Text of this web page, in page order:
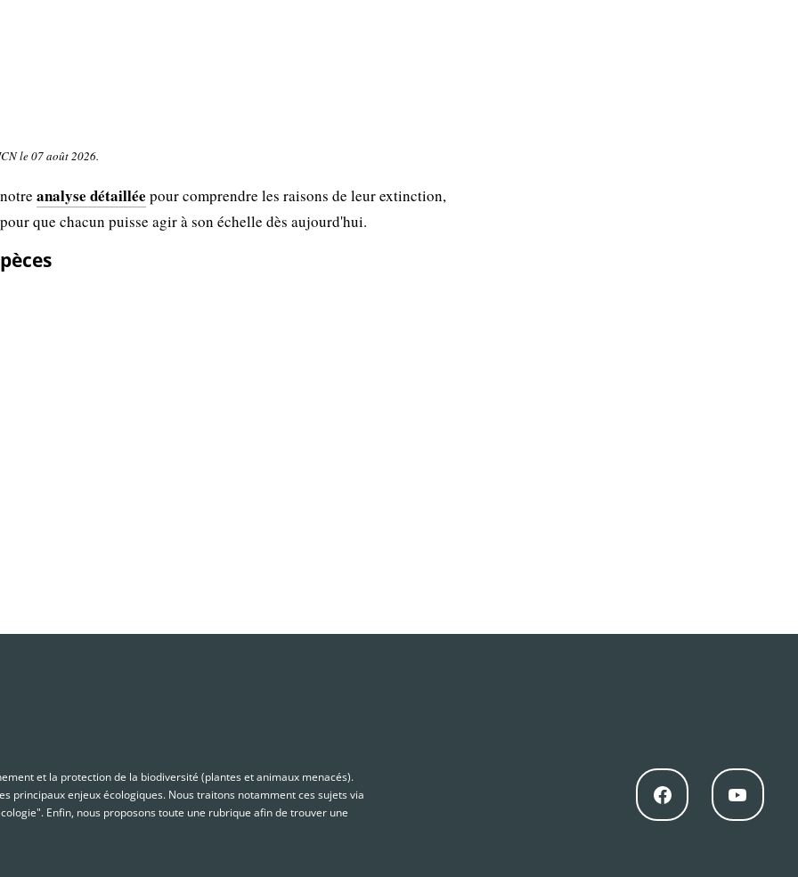
le 07 août 2026.
analyse détaillée pour comprendre les raisons de leur extinction,
que chacun puisse agir à son échelle dès aujourd'hui.
et la protection de la biodiversité (plantes et animaux menacés).
principaux enjeux écologiques. Nous traitons notamment ces sujets via
Enfin, nous proposons toute une rubrique afin de trouver une